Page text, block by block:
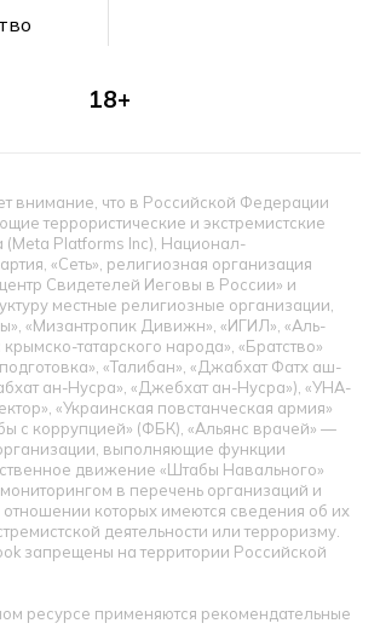
18+
внимание, что в Российской Федерации
террористические и экстремистские
(Meta Platforms Inc), Национал-
«Сеть», религиозная организация
Свидетелей Иеговы в России» и
местные религиозные организации,
«Мизантропик Дивижн», «ИГИЛ», «Аль-
татарского народа», «Братство»
«Талибан», «Джабхат Фатх аш-
ан-Нусра», «Джебхат ан-Нусра»), «УНА-
«Украинская повстанческая армия»
с коррупцией» (ФБК), «Альянс врачей» —
выполняющие функции
движение «Штабы Навального»
в перечень организаций и
которых имеются сведения об их
деятельности или терроризму.
запрещены на территории Российской
ресурсе применяются рекомендательные